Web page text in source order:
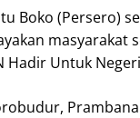
Boko (Persero)
masyarakat
Hadir Untuk